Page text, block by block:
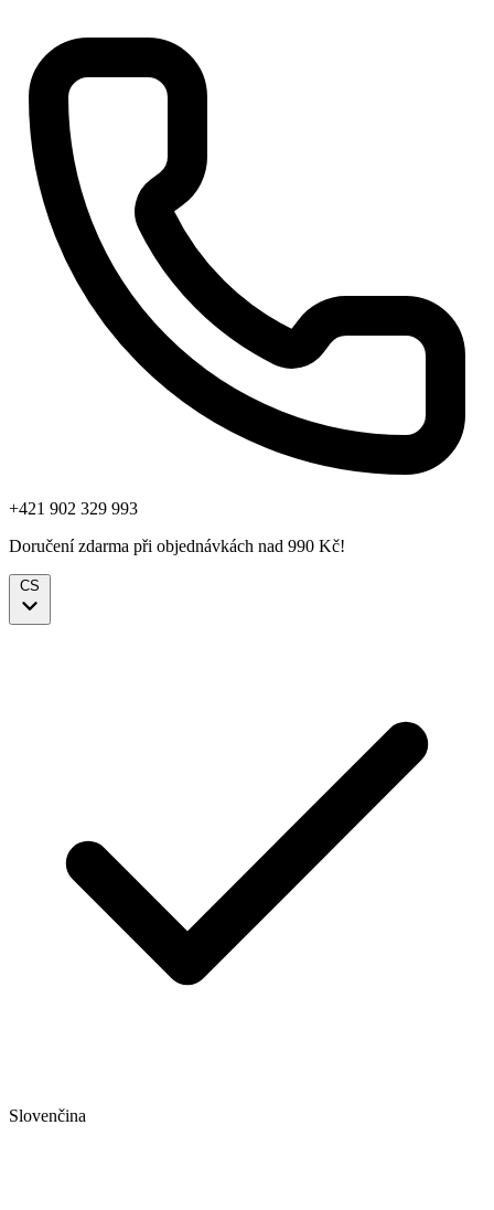
+421 902 329 993
Doručení zdarma při objednávkách nad 990 Kč!
CS
Slovenčina